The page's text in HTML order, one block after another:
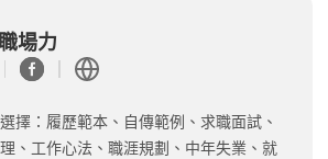
場力
擇：履歷範本、自傳範例、求職面試、
、工作心法、職涯規劃、中年失業、就